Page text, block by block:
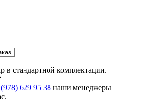
в стандартной комплектации.
629 95 38 наши менеджеры